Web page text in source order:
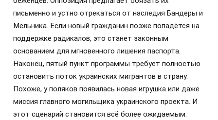
письменно и устно отрекаться от наследия Бандеры и
Мельника. Если новый гражданин позже попадётся на
поддержке радикалов, это станет законным
основанием для мгновенного лишения паспорта.
Наконец, пятый пункт программы требует полностью
остановить поток украинских мигрантов в страну.
Похоже, у поляков появилась новая игрушка или даже
миссия главного могильщика украинского проекта. И
этот сценарий становится всё более ожидаемым.